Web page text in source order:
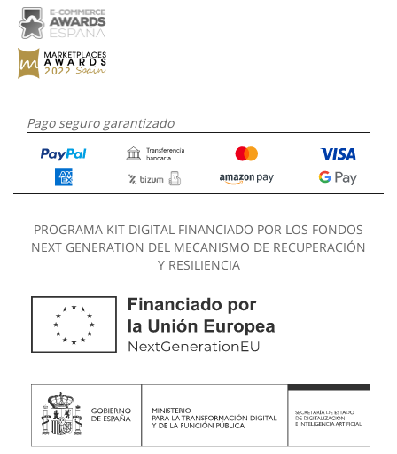
Pago seguro garantizado
PROGRAMA KIT DIGITAL FINANCIADO POR LOS FONDOS
NEXT GENERATION DEL MECANISMO DE RECUPERACIÓN
Y RESILIENCIA